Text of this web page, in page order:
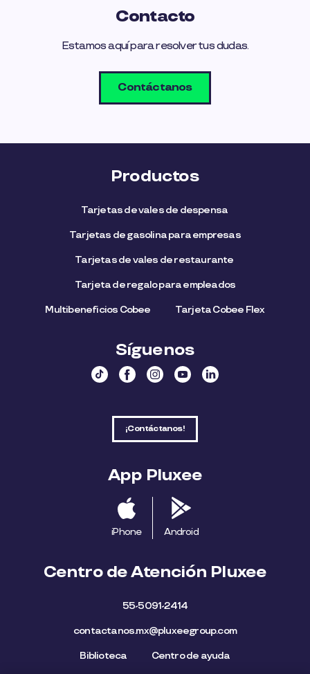
Contacto
Estamos aquí para resolver tus dudas.
Contáctanos
Productos
Tarjetas de vales de despensa
Tarjetas de gasolina para empresas
Tarjetas de vales de restaurante
Tarjeta de regalo para empleados​
Multibeneficios Cobee Tarjeta Cobee Flex
Síguenos
¡Contáctanos!
App Pluxee
iPhone Android
Centro de Atención Pluxee
55-5091-2414
contactanos.mx@pluxeegroup.com
Biblioteca Centro de ayuda